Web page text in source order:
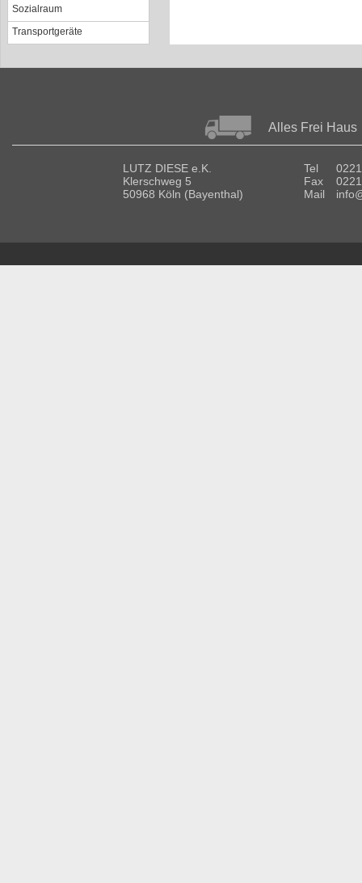
Sozialraum
Transportgeräte
Alles Frei Haus
LUTZ DIESE e.K.
Klerschweg 5
50968 Köln (Bayenthal)
Tel
Fax
Mail